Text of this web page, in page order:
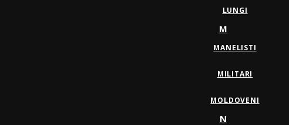
LUNGI
M
MANELISTI
MILITARI
MOLDOVENI
N